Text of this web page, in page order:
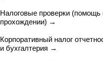
Налоговые проверки (помощь
прохождении) →
Корпоративный налог
и бухгалтерия →